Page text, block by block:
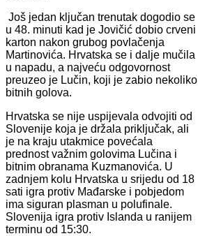
Još jedan ključan trenutak dogodio se
u 48. minuti kad je Jovičić dobio crveni
karton nakon grubog povlačenja
Martinovića. Hrvatska se i dalje mučila
u napadu, a najveću odgovornost
preuzeo je Lučin, koji je zabio nekoliko
bitnih golova.
Hrvatska se nije uspijevala odvojiti od
Slovenije koja je držala priključak, ali
je na kraju utakmice povećala
prednost važnim golovima Lučina i
bitnim obranama Kuzmanovića. U
zadnjem kolu Hrvatska u srijedu od 18
sati igra protiv Mađarske i pobjedom
ima siguran plasman u polufinale.
Slovenija igra protiv Islanda u ranijem
terminu od 15:30.